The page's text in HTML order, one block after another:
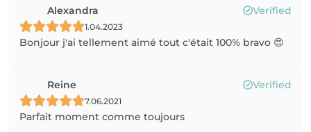
Alexandra Verified
1.04.2023
Bonjour j'ai tellement aimé tout c'était 100% bravo 😍
Reine Verified
7.06.2021
Parfait moment comme toujours